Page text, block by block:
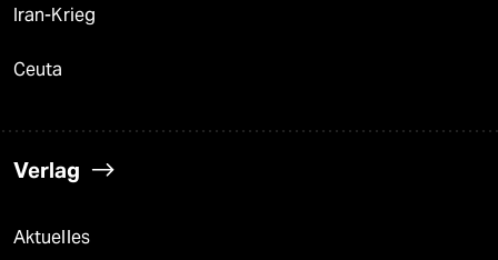
Iran-Krieg
Ceuta
Verlag
Aktuelles